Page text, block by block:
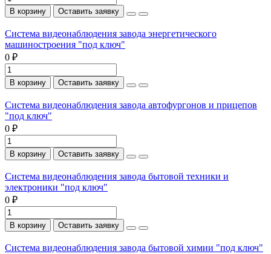
В корзину Оставить заявку
Система видеонаблюдения завода энергетического
машиностроения "под ключ"
0 ₽
В корзину Оставить заявку
Система видеонаблюдения завода автофургонов и прицепов
"под ключ"
0 ₽
В корзину Оставить заявку
Система видеонаблюдения завода бытовой техники и
электроники "под ключ"
0 ₽
В корзину Оставить заявку
Система видеонаблюдения завода бытовой химии "под ключ"